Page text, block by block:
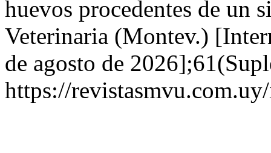
huevos procedentes de un
Veterinaria (Montev.)
de agosto de
https://